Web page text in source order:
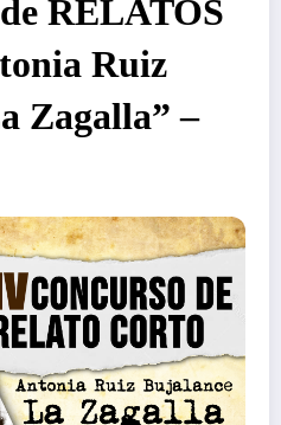
RELATOS
Ruiz
Zagalla” –